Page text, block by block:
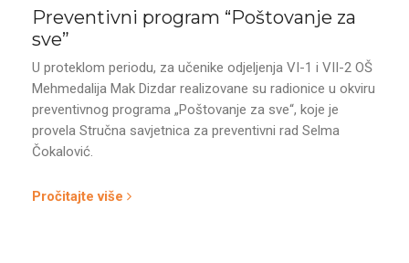
Preventivni program “Poštovanje za
sve”
U proteklom periodu, za učenike odjeljenja VI-1 i VII-2 OŠ
Mehmedalija Mak Dizdar realizovane su radionice u okviru
preventivnog programa „Poštovanje za sve“, koje je
provela Stručna savjetnica za preventivni rad Selma
Čokalović.
Pročitajte više